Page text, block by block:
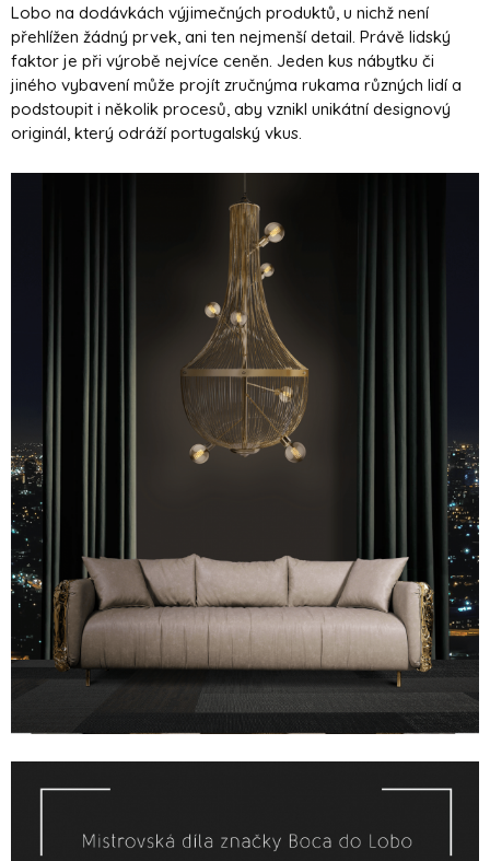
Lobo na dodávkách výjimečných produktů, u nichž není
přehlížen žádný prvek, ani ten nejmenší detail. Právě lidský
faktor je při výrobě nejvíce ceněn. Jeden kus nábytku či
jiného vybavení může projít zručnýma rukama různých lidí a
podstoupit i několik procesů, aby vznikl unikátní designový
originál, který odráží portugalský vkus.